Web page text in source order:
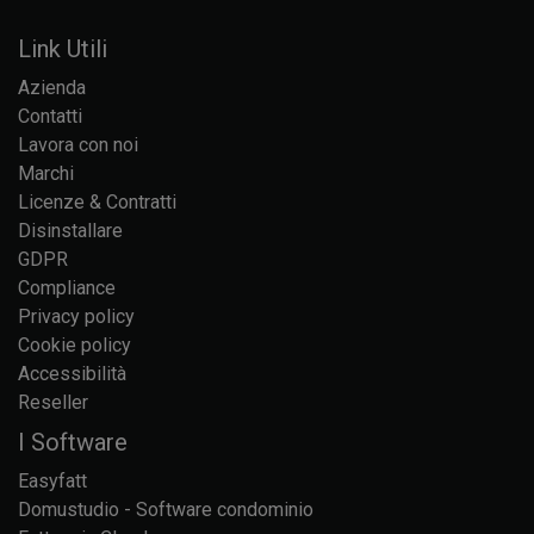
Link Utili
Azienda
Contatti
Lavora con noi
Marchi
Licenze & Contratti
Disinstallare
GDPR
Compliance
Privacy policy
Cookie policy
Accessibilità
Reseller
I Software
Easyfatt
Domustudio - Software condominio